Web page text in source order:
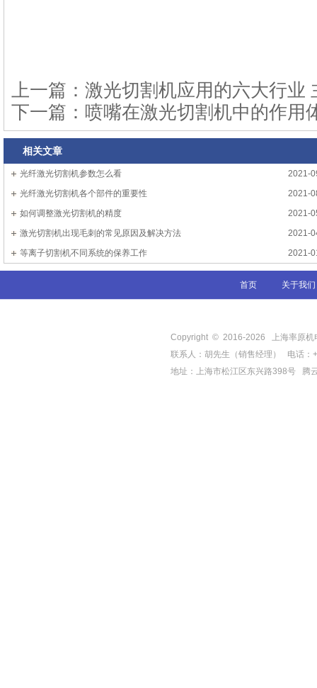
上一篇： 激光切割机应用的六大行业
下一篇： 喷嘴在激光切割机中的作用
相关文章
2021-
光纤激光切割机参数怎么看
2021-
光纤激光切割机各个部件的重要性
2021-
如何调整激光切割机的精度
2021-
激光切割机出现毛刺的常见原因及解决方法
2021-
等离子切割机不同系统的保养工作
首页 关于我们
Copyright © 2016-2026
上海率原
联系人：胡先生（销售经理） 电话
地址：上海市松江区东兴路398号
腾